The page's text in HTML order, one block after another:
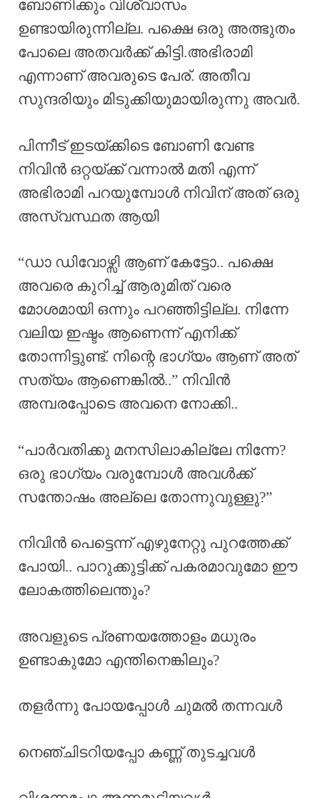
ബോണിക്കും വിശ്വാസം
ഉണ്ടായിരുന്നില്ല. പക്ഷെ ഒരു അത്ഭുതം
പോലെ അതവർക്ക് കിട്ടി.അഭിരാമി
എന്നാണ് അവരുടെ പേര്. അതീവ
സുന്ദരിയും മിടുക്കിയുമായിരുന്നു അവർ.
പിന്നീട് ഇടയ്ക്കിടെ ബോണി വേണ്ട
നിവിൻ ഒറ്റയ്ക്ക് വന്നാൽ മതി എന്ന്
അഭിരാമി പറയുമ്പോൾ നിവിന് അത് ഒരു
അസ്വസ്ഥത ആയി
“ഡാ ഡിവോഴ്സി ആണ് കേട്ടോ.. പക്ഷെ
അവരെ കുറിച്ച് ആരുമിത് വരെ
മോശമായി ഒന്നും പറഞ്ഞിട്ടില്ല. നിന്നേ
വലിയ ഇഷ്ടം ആണെന്ന് എനിക്ക്
തോന്നിട്ടുണ്ട്. നിന്റെ ഭാഗ്യം ആണ് അത്
സത്യം ആണെങ്കിൽ..” നിവിൻ
അമ്പരപ്പോടെ അവനെ നോക്കി..
“പാർവതിക്കു മനസിലാകില്ലേ നിന്നേ?
ഒരു ഭാഗ്യം വരുമ്പോൾ അവൾക്ക്
സന്തോഷം അല്ലെ തോന്നുവുള്ളു?”
നിവിൻ പെട്ടെന്ന് എഴുനേറ്റു പുറത്തേക്ക്
പോയി.. പാറുക്കുട്ടിക്ക് പകരമാവുമോ ഈ
ലോകത്തിലെന്തും?
അവളുടെ പ്രണയത്തോളം മധുരം
ഉണ്ടാകുമോ എന്തിനെങ്കിലും?
തളർന്നു പോയപ്പോൾ ചുമൽ തന്നവൾ
നെഞ്ചിടറിയപ്പോ കണ്ണ് തുടച്ചവൾ